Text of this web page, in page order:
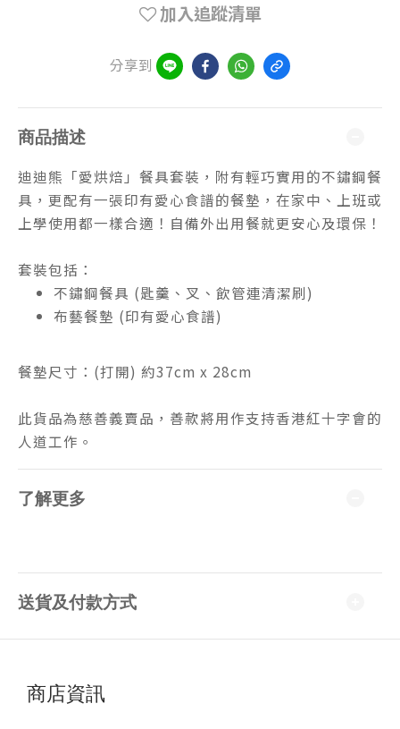
加入追蹤清單
分享到
商品描述
迪迪熊「愛烘焙」餐具套裝，附有輕巧實用的不鏽鋼餐
具，更配有一張印有愛心食譜的餐墊，在家中、上班或
上學使用都一樣合適！自備外出用餐就更安心及環保！
套裝包括：
不鏽鋼餐具 (匙羹、叉、飲管連清潔刷)
布藝餐墊 (印有愛心食譜)
餐墊尺寸：(打開) 約37cm x 28cm
此貨品為慈善義賣品，善款將用作支持香港紅十字會的
人道工作。
了解更多
送貨及付款方式
商店資訊